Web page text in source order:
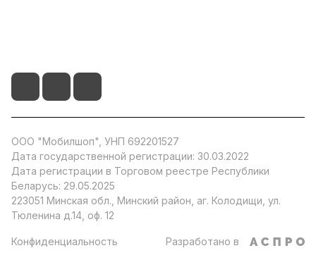
ООО "Мобилшоп", УНП 692201527
Дата государственной регистрации: 30.03.2022
Дата регистрации в Торговом реестре Республики
Беларусь: 29.05.2025
223051 Минская обл., Минский район, аг. Колодищи, ул.
Тюленина д.14, оф. 12
Конфиденциальность Разработано в